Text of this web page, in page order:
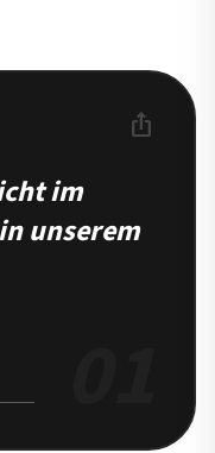
ios_share
im
unserem